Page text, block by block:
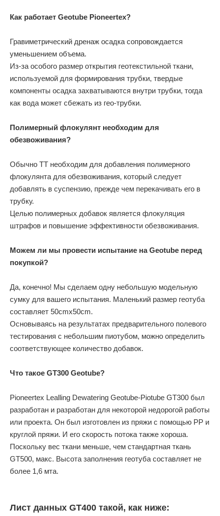
Как работает Geotube Pioneertex?
Гравиметрический дренаж осадка сопровождается
уменьшением объема.
Из-за особого размер открытия геотекстильной ткани,
используемой для формирования трубки, твердые
компоненты осадка захватываются внутри трубки, тогда
как вода может сбежать из гео-трубки.
Полимерный флокулянт необходим для
обезвоживания?
Обычно ТТ необходим для добавления полимерного
флокулянта для обезвоживания, который следует
добавлять в суспензию, прежде чем перекачивать его в
трубку.
Целью полимерных добавок является флокуляция
штрафов и повышение эффективности обезвоживания.
Можем ли мы провести испытание на Geotube перед
покупкой?
Да, конечно! Мы сделаем одну небольшую модельную
сумку для вашего испытания. Маленький размер геотуба
составляет 50cmx50cm.
Основываясь на результатах предварительного полевого
тестирования с небольшим пиотубом, можно определить
соответствующее количество добавок.
Что такое GT300 Geotube?
Pioneertex Lealling Dewatering Geotube-Piotube GT300 был
разработан и разработан для некоторой недорогой работы
или проекта. Он был изготовлен из пряжи с помощью PP и
круглой пряжи. И его скорость потока также хороша.
Поскольку вес ткани меньше, чем стандартная ткань
GT500, макс. Высота заполнения геотуба составляет не
более 1,6 мта.
Лист данных GT400 такой, как ниже: